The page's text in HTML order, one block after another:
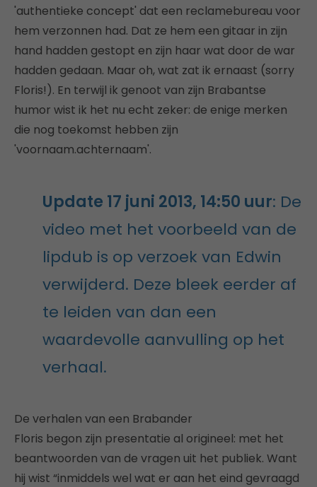
'authentieke concept' dat een reclamebureau voor
hem verzonnen had. Dat ze hem een gitaar in zijn
hand hadden gestopt en zijn haar wat door de war
hadden gedaan. Maar oh, wat zat ik ernaast (sorry
Floris!). En terwijl ik genoot van zijn Brabantse
humor wist ik het nu echt zeker: de enige merken
die nog toekomst hebben zijn
'voornaam.achternaam'.
Update 17 juni 2013, 14:50 uur: De
video met het voorbeeld van de
lipdub is op verzoek van Edwin
verwijderd. Deze bleek eerder af
te leiden van dan een
waardevolle aanvulling op het
verhaal.
De verhalen van een Brabander
Floris begon zijn presentatie al origineel: met het
beantwoorden van de vragen uit het publiek. Want
hij wist “inmiddels wel wat er aan het eind gevraagd